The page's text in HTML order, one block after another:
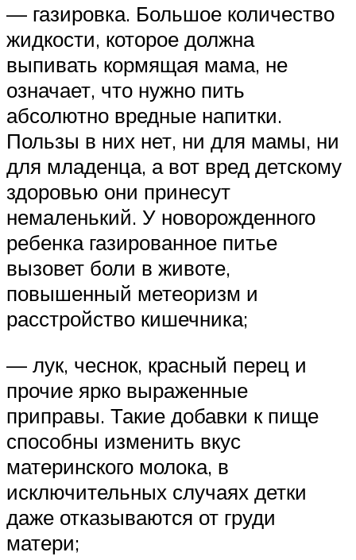
— газировка. Большое количество
жидкости, которое должна
выпивать кормящая мама, не
означает, что нужно пить
абсолютно вредные напитки.
Пользы в них нет, ни для мамы, ни
для младенца, а вот вред детскому
здоровью они принесут
немаленький. У новорожденного
ребенка газированное питье
вызовет боли в животе,
повышенный метеоризм и
расстройство кишечника;
— лук, чеснок, красный перец и
прочие ярко выраженные
приправы. Такие добавки к пище
способны изменить вкус
материнского молока, в
исключительных случаях детки
даже отказываются от груди
матери;